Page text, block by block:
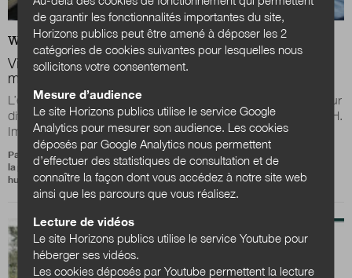
WEB EXPERTISES
Visite apprenante : Microsoft mise tout sur sa culture
managériale
L’éditeur américain de logiciels s’appuie sur les managers pour
diffuser une forte culture d’entreprise, pivot de sa stratégie RH.
Immersion dans le...
Par
la promotion 2023 du cycle supérieur des directeurs des ressources
humaines (DRH) des grandes collectivités
de garantir les fonctionnalités importantes du site,
Horizons publics peut être amené à déposer les 2
catégories de cookies suivantes pour lesquelles nous
sollicitons votre consentement.
Mesure d’audience
Le site Horizons publics utilise le service Google
Analytics pour mesurer son audience. Les cookies
déposés par Google Analytics nous permettent
d’effectuer des statistiques de consultation et de
connaître la façon dont vous accédez à notre site web
ainsi que les parcours que vous réalisez.
Lecture de vidéos
Le site Horizons publics utilise le service Youtube pour
héberger ses vidéos.
Les cookies déposés par Youtube permettent la lecture